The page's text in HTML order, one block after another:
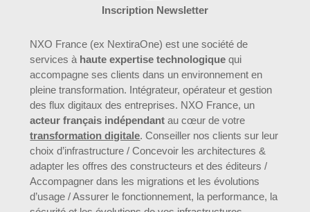
Inscription Newsletter
NXO France (ex NextiraOne) est une société de
services à haute expertise technologique qui
accompagne ses clients dans un environnement en
pleine transformation. Intégrateur, opérateur et gestion
des flux digitaux des entreprises. NXO France, un
acteur français indépendant au cœur de votre
transformation digitale. Conseiller nos clients sur leur
choix d’infrastructure / Concevoir les architectures &
adapter les offres des constructeurs et des éditeurs /
Accompagner dans les migrations et les évolutions
d’usage / Assurer le fonctionnement, la performance, la